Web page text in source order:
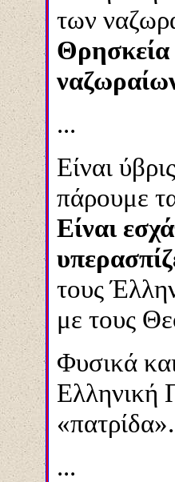
των
Θρησκεία
...
Είναι
πάρουμε
Είναι
τους
με τους
Φυσικά
Ελληνική
«πατρίδα».
...